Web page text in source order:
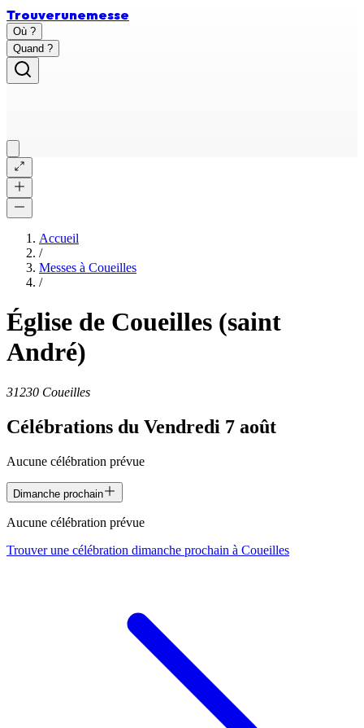
Trouverunemesse
Où ?
Quand ?
Accueil
/
Messes à Coueilles
/
Église de Coueilles (saint
André)
31230 Coueilles
Célébrations du Vendredi 7 août
Aucune célébration prévue
Dimanche prochain
Aucune célébration prévue
Trouver une célébration dimanche prochain à Coueilles